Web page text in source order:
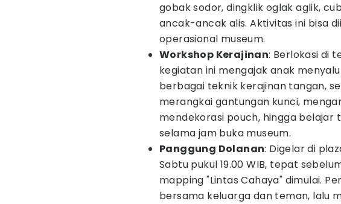
gobak sodor, dingklik oglak aglik,
ancak-ancak alis. Aktivitas ini bisa
operasional museum.
Workshop Kerajinan: Berlokasi di
kegiatan ini mengajak anak
berbagai teknik kerajinan tangan,
merangkai gantungan kunci,
mendekorasi pouch, hingga belajar
selama jam buka museum.
Panggung Dolanan: Digelar di
Sabtu pukul 19.00 WIB, tepat
mapping "Lintas Cahaya" dimulai.
bersama keluarga dan teman, lalu